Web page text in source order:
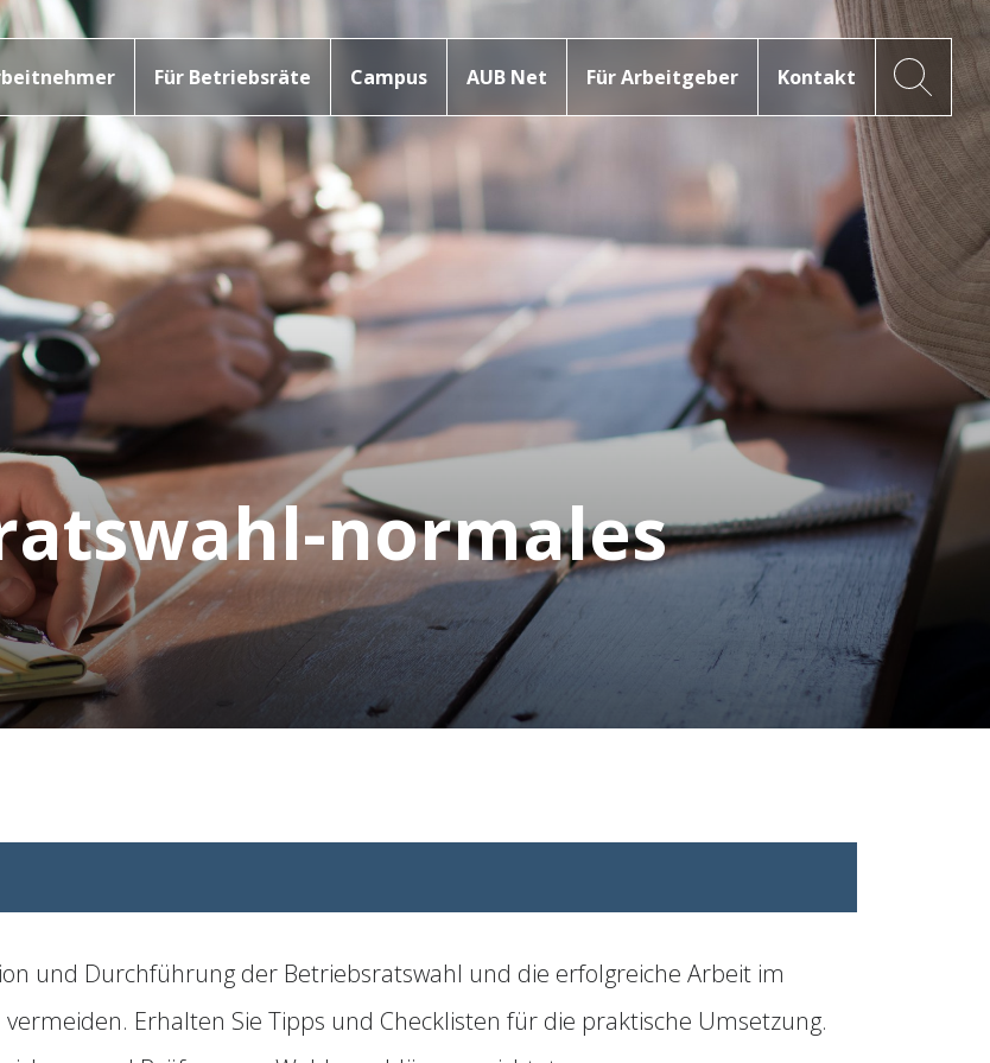
Für Betriebsräte Campus AUB Net Für Arbeitgeber Kontakt
normales
und Durchführung der Betriebsratswahl und die erfolgreiche Arbeit im
Erhalten Sie Tipps und Checklisten für die praktische Umsetzung.